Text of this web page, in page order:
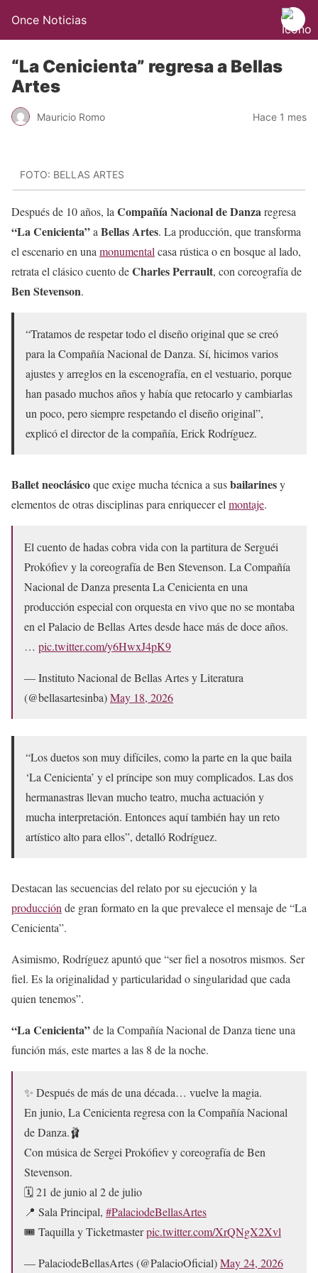
Once Noticias
“La Cenicienta” regresa a Bellas
Artes
Mauricio Romo Hace 1 mes
FOTO: BELLAS ARTES
Después de 10 años, la Compañía Nacional de Danzaregresa
“La Cenicienta”a Bellas Artes. La producción, que transforma
el escenario en una monumental casa rústica o en bosque al lado,
retrata el clásico cuento deCharles Perrault, con coreografía de
Ben Stevenson.
“Tratamos de respetar todo el diseño original que se creó
para la Compañía Nacional de Danza. Sí, hicimos varios
ajustes y arreglos en la escenografía, en el vestuario, porque
han pasado muchos años y había que retocarlo y cambiarlas
un poco, pero siempre respetando el diseño original”,
explicó el director de la compañía, Erick Rodríguez.
Ballet neoclásicoque exige mucha técnica a susbailarinesy
elementos de otras disciplinas para enriquecer el montaje.
El cuento de hadas cobra vida con la partitura de Serguéi
Prokófiev y la coreografía de Ben Stevenson. La Compañía
Nacional de Danza presenta La Cenicienta en una
producción especial con orquesta en vivo que no se montaba
en el Palacio de Bellas Artes desde hace más de doce años.
… pic.twitter.com/y6HwxJ4pK9
— Instituto Nacional de Bellas Artes y Literatura
(@bellasartesinba)May 18, 2026
“Los duetos son muy difíciles, como la parte en la que baila
‘La Cenicienta’ y el príncipe son muy complicados. Las dos
hermanastras llevan mucho teatro, mucha actuación y
mucha interpretación. Entonces aquí también hay un reto
artístico alto para ellos”, detalló Rodríguez.
Destacan las secuencias del relato por su ejecución y la
producción de gran formato en la que prevalece el mensaje de “La
Cenicienta”.
Asimismo, Rodríguez apuntó que “ser fiel a nosotros mismos. Ser
fiel. Es la originalidad y particularidad o singularidad que cada
quien tenemos”.
“La Cenicienta”de la Compañía Nacional de Danza tiene una
función más, este martes a las 8 de la noche.
✨ Después de más de una década… vuelve la magia.
En junio, La Cenicienta regresa con la Compañía Nacional
de Danza.🩰
Con música de Sergei Prokófiev y coreografía de Ben
Stevenson.
🗓️ 21 de junio al 2 de julio
📍 Sala Principal, #PalaciodeBellasArtes
🎟 Taquilla y Ticketmasterpic.twitter.com/XrQNgX2Xvl
— PalaciodeBellasArtes (@PalacioOficial)May 24, 2026